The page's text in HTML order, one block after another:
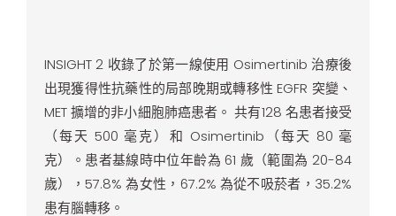
INSIGHT 2 收錄了於第一線使用 Osimertinib 治療後
出現獲得性抗藥性的局部晚期或轉移性 EGFR 突變、
MET 擴增的非小細胞肺癌患者。 共有128 名患者接受
（每天 500 毫克）和 Osimertinib（每天 80 毫
克）。患者基線時中位年齡為 61 歲（範圍為 20-84
歲），57.8% 為女性，67.2% 為從不吸菸者，35.2%
患有腦轉移。